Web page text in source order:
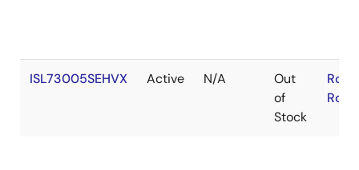
ISL73005SEHVX Active N/A
Out
of
Stock